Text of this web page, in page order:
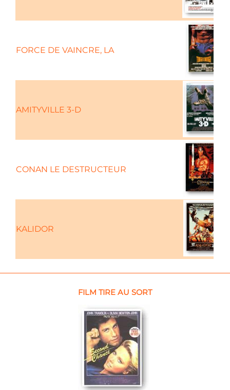
FORCE DE VAINCRE, LA
AMITYVILLE 3-D
CONAN LE DESTRUCTEUR
KALIDOR
FILM TIRE AU SORT